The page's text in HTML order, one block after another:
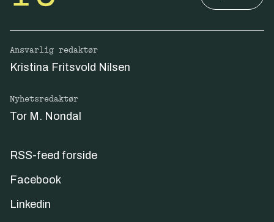
Ansvarlig redaktør
Kristina Fritsvold Nilsen
Nyhetsredaktør
Tor M. Nondal
RSS-feed forside
Facebook
Linkedin